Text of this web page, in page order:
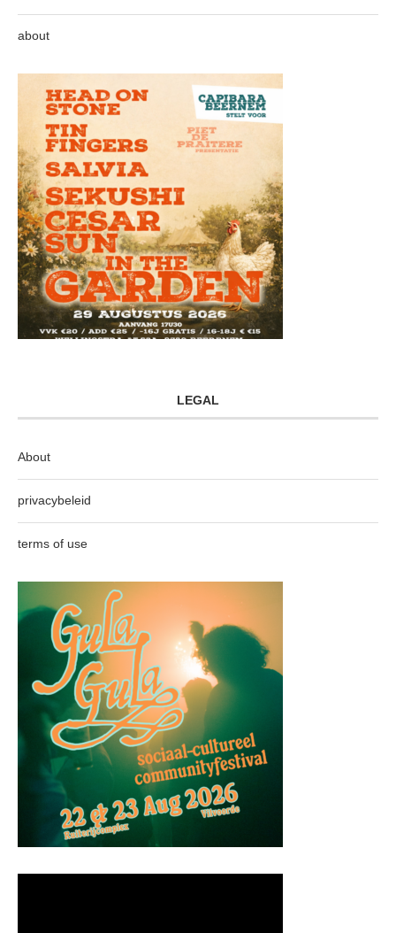
about
LEGAL
About
privacybeleid
terms of use